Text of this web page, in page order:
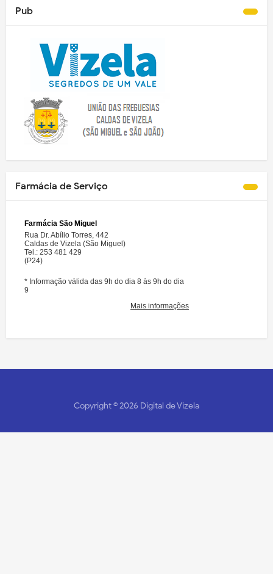
Pub
Farmácia de Serviço
Copyright ©2026 Digital de Vizela